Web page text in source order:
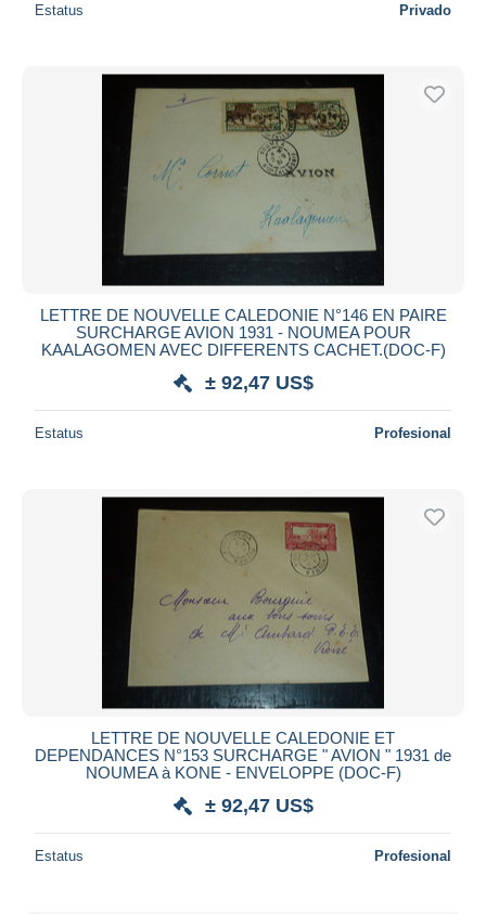
Estatus Privado
LETTRE DE NOUVELLE CALEDONIE N°146 EN PAIRE
SURCHARGE AVION 1931 - NOUMEA POUR
KAALAGOMEN AVEC DIFFERENTS CACHET.(DOC-F)
± 92,47 US$
Estatus Profesional
LETTRE DE NOUVELLE CALEDONIE ET
DEPENDANCES N°153 SURCHARGE " AVION " 1931 de
NOUMEA à KONE - ENVELOPPE (DOC-F)
± 92,47 US$
Estatus Profesional